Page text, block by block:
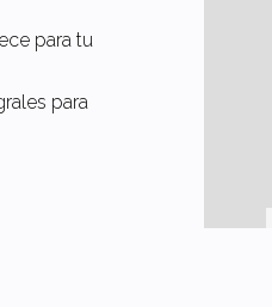
para tu
para